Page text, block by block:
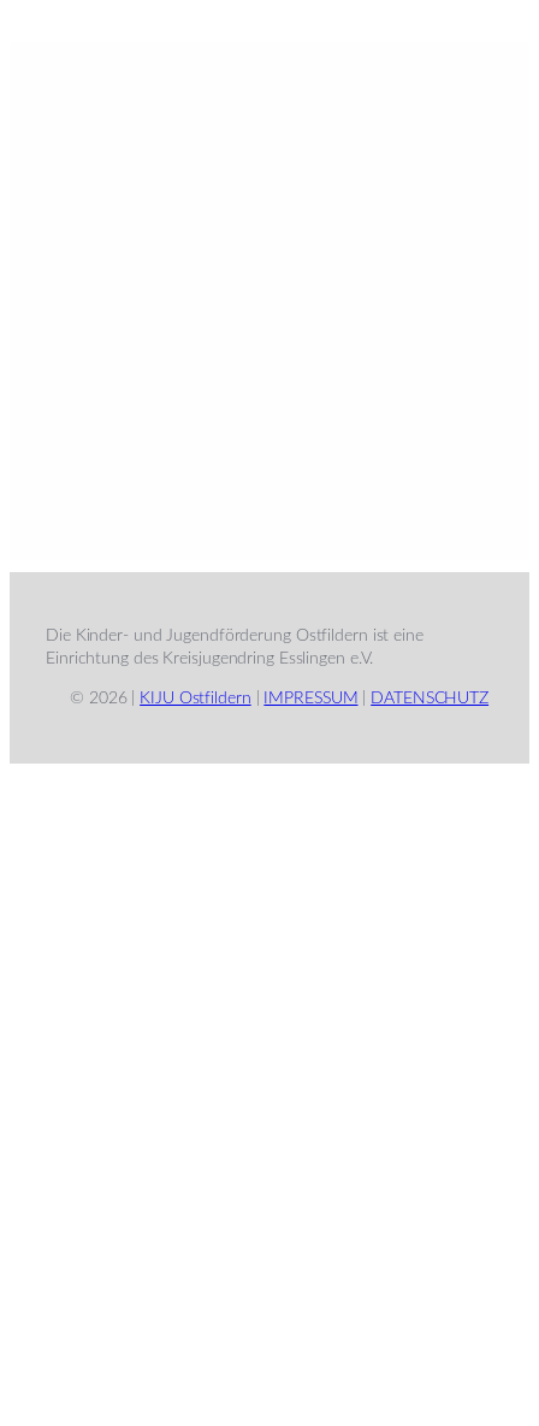
Die Kinder- und Jugendförderung Ostfildern ist eine
Einrichtung des Kreisjugendring Esslingen e.V.
© 2026 | KIJU Ostfildern IMPRESSUM DATENSCHUTZ